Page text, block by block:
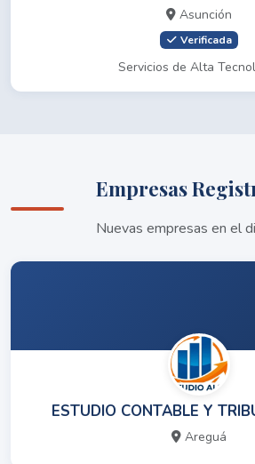
Asunción
Verificada
Servicios de Alta
Empresas
Nuevas empresas en el
ESTUDIO CONTABLE Y
Areguá